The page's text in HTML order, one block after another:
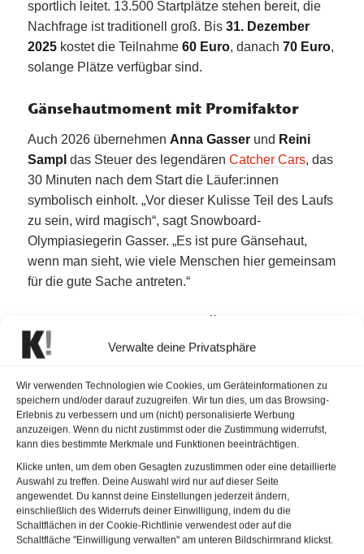
Verwalte deine Privatsphäre
Wir verwenden Technologien wie Cookies, um Geräteinformationen zu
speichern und/oder darauf zuzugreifen. Wir tun dies, um das Browsing-
Erlebnis zu verbessern und um (nicht) personalisierte Werbung
anzuzeigen. Wenn du nicht zustimmst oder die Zustimmung widerrufst,
kann dies bestimmte Merkmale und Funktionen beeinträchtigen.
Klicke unten, um dem oben Gesagten zuzustimmen oder eine detaillierte
Auswahl zu treffen. Deine Auswahl wird nur auf dieser Seite
angewendet. Du kannst deine Einstellungen jederzeit ändern,
einschließlich des Widerrufs deiner Einwilligung, indem du die
Schaltflächen in der Cookie-Richtlinie verwendest oder auf die
Schaltfläche "Einwilligung verwalten" am unteren Bildschirmrand klickst.
sportlich leitet. 13.500 Startplätze stehen bereit, die
Nachfrage ist traditionell groß. Bis 31. Dezember
2025kostet die Teilnahme 60 Euro, danach 70 Euro,
solange Plätze verfügbar sind.
Gänsehautmoment mit Promifaktor
Auch 2026 übernehmen Anna Gasserund Reini
Sampl das Steuer des legendären Catcher Cars, das
30 Minuten nach dem Start die Läufer:innen
symbolisch einholt. „Vor dieser Kulisse Teil des Laufs
zu sein, wird magisch“, sagt Snowboard-
Olympiasiegerin Gasser. „Es ist pure Gänsehaut,
wenn man sieht, wie viele Menschen hier gemeinsam
für die gute Sache antreten.“
Neben dem Wiener Flagship Run finden landesweit
Red Bull Ring, in Innsbruck, Salzburg,Klagenfurt
oderSteyr. Wer lieber individuell läuft, kann mit der
Wings for Life World Run Appauf jeder beliebigen
das Catcher Car ist die bewegte Grenze, die alle
irgendwann erreicht. Entscheidend ist nicht die Zeit,
sondern das gemeinsame Ziel.